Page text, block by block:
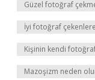
Güzel fotoğraf
İyi fotoğraf
Kişinin kendi
Mazoşizm neden